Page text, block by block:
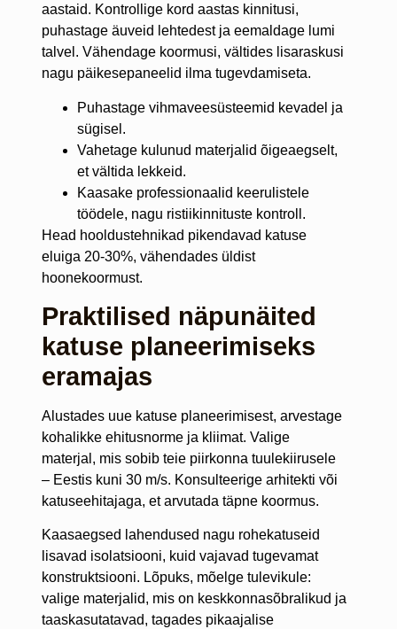
aastaid. Kontrollige kord aastas kinnitusi,
puhastage äuveid lehtedest ja eemaldage lumi
talvel. Vähendage koormusi, vältides lisaraskusi
nagu päikesepaneelid ilma tugevdamiseta.
Puhastage vihmaveesüsteemid kevadel ja
sügisel.
Vahetage kulunud materjalid õigeaegselt,
et vältida lekkeid.
Kaasake professionaalid keerulistele
töödele, nagu ristiikinnituste kontroll.
Head hooldustehnikad pikendavad katuse
eluiga 20-30%, vähendades üldist
hoonekoormust.
Praktilised näpunäited
katuse planeerimiseks
eramajas
Alustades uue katuse planeerimisest, arvestage
kohalikke ehitusnorme ja kliimat. Valige
materjal, mis sobib teie piirkonna tuulekiirusele
– Eestis kuni 30 m/s. Konsulteerige arhitekti või
katuseehitajaga, et arvutada täpne koormus.
Kaasaegsed lahendused nagu rohekatuseid
lisavad isolatsiooni, kuid vajavad tugevamat
konstruktsiooni. Lõpuks, mõelge tulevikule:
valige materjalid, mis on keskkonnasõbralikud ja
taaskasutatavad, tagades pikaajalise